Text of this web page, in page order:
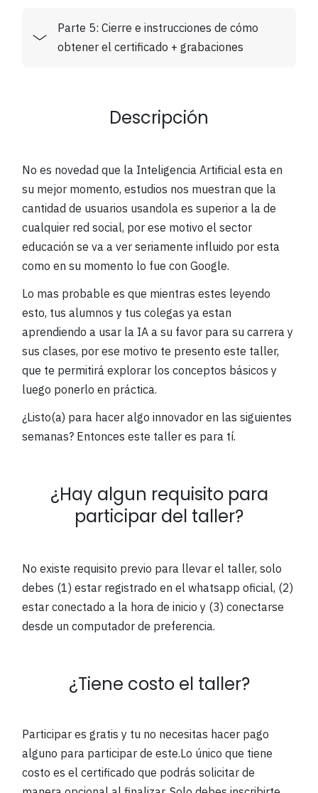
Parte 5: Cierre e instrucciones de cómo
obtener el certificado + grabaciones
Descripción
No es novedad que la Inteligencia Artificial esta en
su mejor momento, estudios nos muestran que la
cantidad de usuarios usandola es superior a la de
cualquier red social, por ese motivo el sector
educación se va a ver seriamente influido por esta
como en su momento lo fue con Google.
Lo mas probable es que mientras estes leyendo
esto, tus alumnos y tus colegas ya estan
aprendiendo a usar la IA a su favor para su carrera y
sus clases, por ese motivo te presento este taller,
que te permitirá explorar los conceptos básicos y
luego ponerlo en práctica.
¿Listo(a) para hacer algo innovador en las siguientes
semanas? Entonces este taller es para tí.
¿Hay algun requisito para
participar del taller?
No existe requisito previo para llevar el taller, solo
debes (1) estar registrado en el whatsapp oficial, (2)
estar conectado a la hora de inicio y (3) conectarse
desde un computador de preferencia.
¿Tiene costo el taller?
Participar es gratis y tu no necesitas hacer pago
alguno para participar de este.Lo único que tiene
costo es el certificado que podrás solicitar de